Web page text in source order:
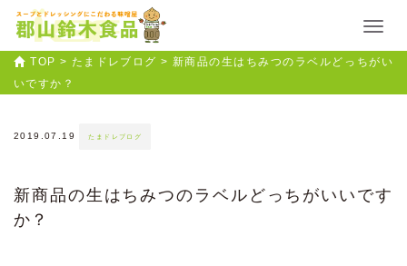
TOP > たまドレブログ > 新商品の生はちみつのラベルどっちがい
いですか？
2019.07.19 たまドレブログ
新商品の生はちみつのラベルどっちがいいです
か？